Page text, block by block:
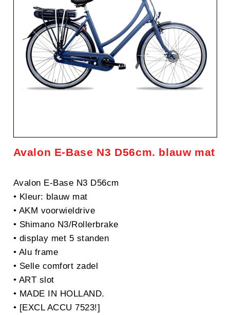
Avalon E-Base N3 D56cm. blauw mat
Avalon E-Base N3 D56cm
• Kleur: blauw mat
• AKM voorwieldrive
• Shimano N3/Rollerbrake
• display met 5 standen
• Alu frame
• Selle comfort zadel
• ART slot
• MADE IN HOLLAND.
• [EXCL ACCU 7523!]